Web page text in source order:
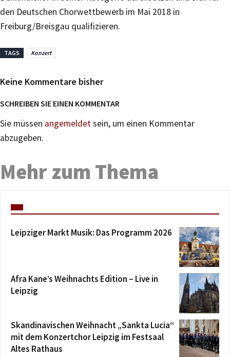
den Deutschen Chorwettbewerb im Mai 2018 in
Freiburg/Breisgau qualifizieren.
TAGS Konzert
Keine Kommentare bisher
SCHREIBEN SIE EINEN KOMMENTAR
Sie müssen angemeldetsein, um einen Kommentar
abzugeben.
Mehr zum Thema
Leipziger Markt Musik: Das Programm 2026
Afra Kane’s Weihnachts Edition – Live in
Leipzig
Skandinavischen Weihnacht „Sankta Lucia“
mit dem Konzertchor Leipzig im Festsaal
Altes Rathaus